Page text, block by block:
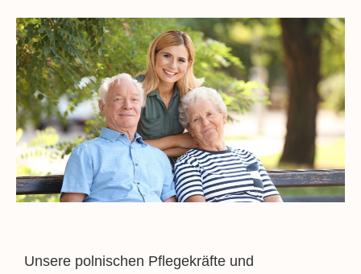
Unsere polnischen Pflegekräfte und